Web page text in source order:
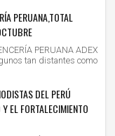
PERUANA,TOTAL
PERUANA ADEX
tan distantes como
DEL PERÚ
EL FORTALECIMIENTO